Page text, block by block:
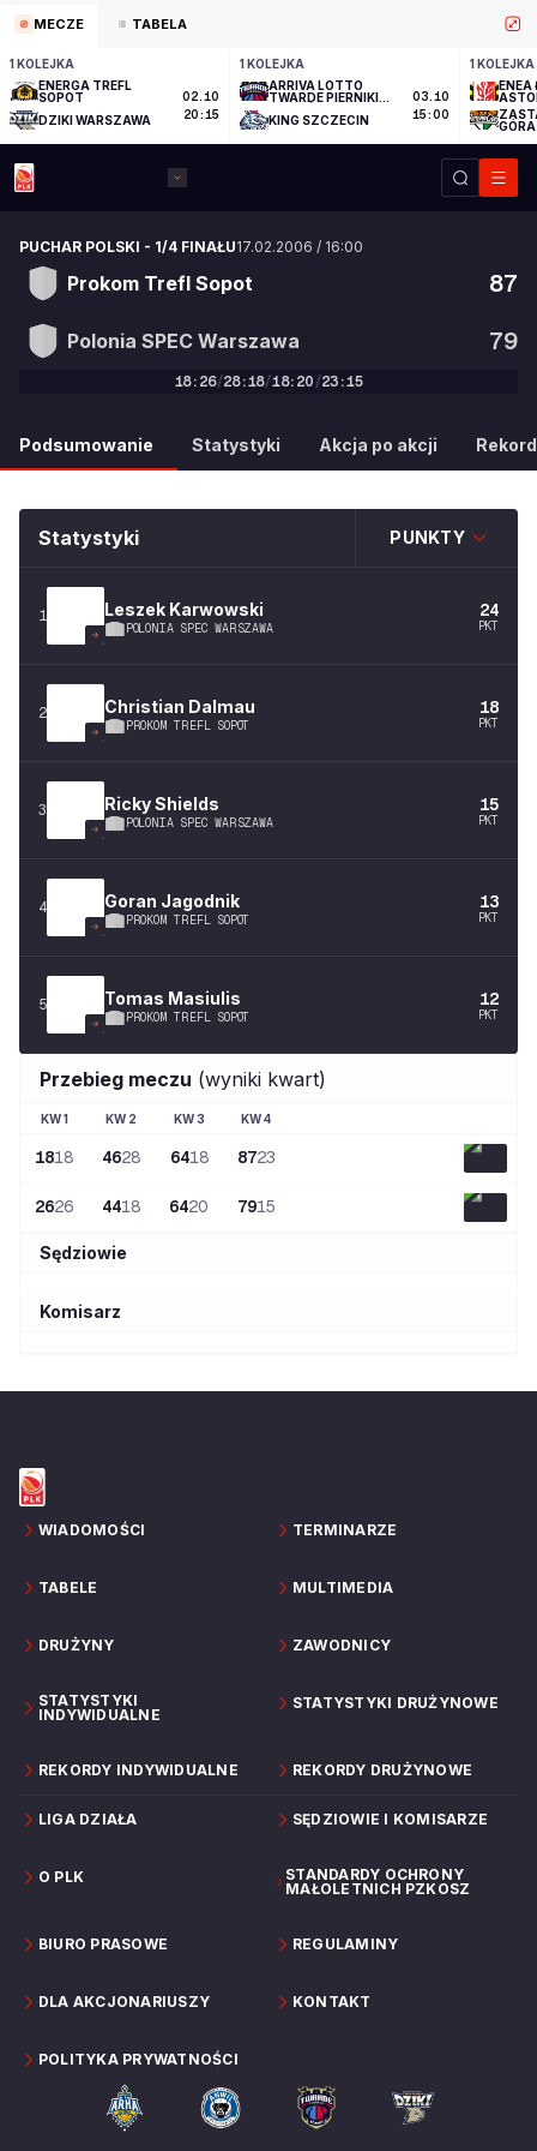
MECZE TABELA
1 KOLEJKA
ENERGA TREFL
SOPOT
DZIKI WARSZAWA
02.10
20:15
1 KOLEJKA
ARRIVA LOTTO
TWARDE PIERNIKI
KING SZCZECIN
03.10
15:00
1 KOLEJKA
ENEA
GÓRA
PUCHAR POLSKI - 1/4 FINAŁU17.02.2006 / 16:00
Prokom Trefl Sopot 87
79
Polonia SPEC Warszawa
18: 26/28:18/18: 20 /23 :15
87:79
Podsumowanie Statystyki Akcja po akcji
Statystyki PUNKTY
1 Leszek Karwowski
POLONIA SPEC WARSZAWA
24
PKT
2 Christian Dalmau
PROKOM TREFL SOPOT
18
PKT
3 RickyShields
POLONIA SPEC WARSZAWA
15
PKT
4 Goran Jagodnik
PROKOM TREFL SOPOT
13
PKT
5 Tomas Masiulis
PROKOM TREFL SOPOT
12
PKT
Przebieg meczu (wyniki kwart)
KW1 KW 2 KW3 KW4
1818 4628 6418 8723
2626 4418 6420 7915
Sędziowie
Komisarz
WIADOMOŚCI TERMINARZE
TABELE MULTIMEDIA
DRUŻYNY ZAWODNICY
STATYSTYKI
INDYWIDUALNE
STATYSTYKI DRUŻYNOWE
REKORDY INDYWIDUALNE REKORDY DRUŻYNOWE
LIGA DZIAŁA SĘDZIOWIE I KOMISARZE
O PLK
STANDARDY OCHRONY
MAŁOLETNICH PZKOSZ
BIURO PRASOWE REGULAMINY
DLA AKCJONARIUSZY KONTAKT
POLITYKA PRYWATNOŚCI